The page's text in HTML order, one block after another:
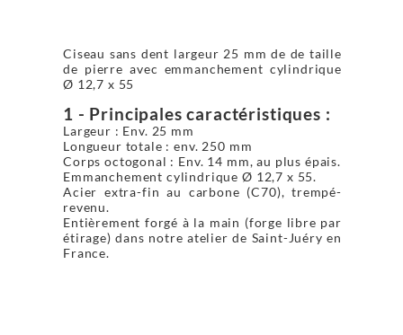
Ciseau sans dent largeur 25 mm de de taille
de pierre avec emmanchement cylindrique
Ø 12,7 x 55
1 - Principales caractéristiques :
Largeur : Env. 25 mm
Longueur totale : env. 250 mm
Corps octogonal : Env. 14 mm, au plus épais.
Emmanchement cylindrique Ø 12,7 x 55.
Acier extra-fin au carbone (C70), trempé-
revenu.
Entièrement forgé à la main (forge libre par
étirage) dans notre atelier de Saint-Juéry en
France.